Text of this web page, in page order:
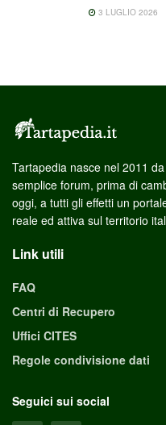
3 LUGLIO 2026
Tartapedia nasce nel 2011
semplice forum, prima di
oggi, a tutti gli effetti un
reale ed attiva sul territorio
Link utili
FAQ
Centri di Recupero
Uffici CITES
Regole condivisione dati
Seguici sui social